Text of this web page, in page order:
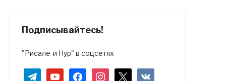
Подписывайтесь!
"Рисале-и Нур" в соцсетях
telegramyoutubefacebookinstagram vkontakte